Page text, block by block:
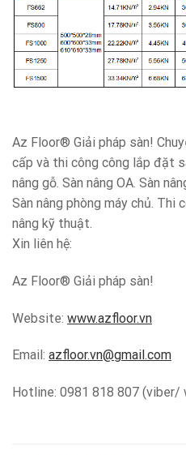
Az Floor® Giải pháp sàn!
cấp và thi công công lắp đặt
nâng gỗ. Sàn nâng OA. Sàn
Sàn nâng phòng máy chủ. Thi
nâng kỹ thuật.
Xin liên hệ:
Az Floor® Giải pháp sàn!
Website: www.azfloor.vn
Email: azfloor.vn@gmail.com
Hotline: 0981 818 807 (viber/